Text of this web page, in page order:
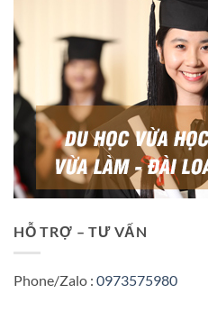
HỖ TRỢ – TƯ VẤN
Phone/Zalo : 0973575980